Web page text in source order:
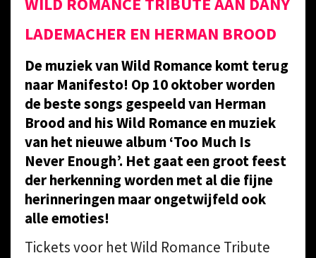
LADEMACHER EN HERMAN BROOD
De muziek van Wild Romance komt terug
naar Manifesto! Op 10 oktober worden
de beste songs gespeeld van Herman
Brood and his Wild Romance en muziek
van het nieuwe album ‘Too Much Is
Never Enough’. Het gaat een groot feest
der herkenning worden met al die fijne
herinneringen maar ongetwijfeld ook
alle emoties!
Tickets voor het Wild Romance Tribute